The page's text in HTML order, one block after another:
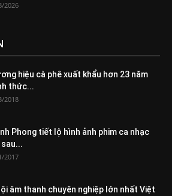
2026
hiệu cà phê xuất khẩu hơn 23 năm
thức...
2018
Phong tiết lộ hình ảnh phim ca nhạc
2017
âm thanh chuyên nghiệp lớn nhất Việt